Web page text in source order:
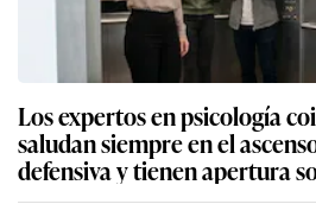
Los expertos en psicología
saludan siempre en el
defensiva y tienen apertura